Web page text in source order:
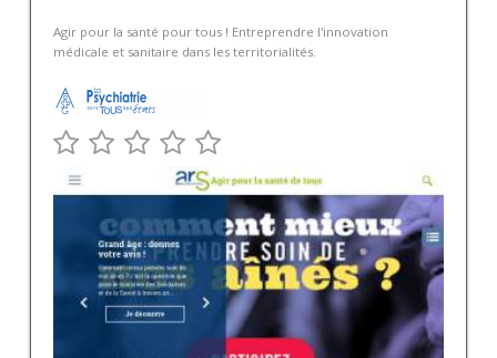
Agir pour la santé pour tous ! Entreprendre l'innovation
médicale et sanitaire dans les territorialités.